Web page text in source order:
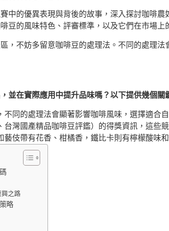
中的優異表現與背後的故事，深入探討咖啡
豆的風味特色、評審標準，以及它們在市場上
，不妨多留意咖啡豆的處理法。不同的處理
並在實際應用中提升品味嗎？以下提供幾個關
同的處理法會顯著影響咖啡風味，選擇適合
灣國產精品咖啡豆評鑑）的得獎資訊，這些
伎帶有花香、柑橘香，鐵比卡則有檸檬酸味
興之路
略